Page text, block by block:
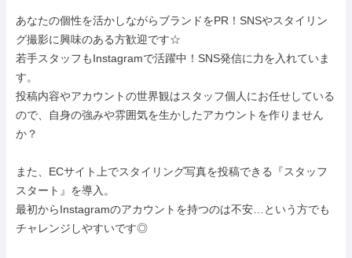
あなたの個性を活かしながらブランドをPR！SNSやスタイリン
グ撮影に興味のある方歓迎です☆
若手スタッフもInstagramで活躍中！SNS発信に力を入れていま
す。
投稿内容やアカウントの世界観はスタッフ個人にお任せしている
ので、自身の強みや雰囲気を生かしたアカウントを作りません
か？
また、ECサイト上でスタイリング写真を投稿できる『スタッフ
スタート』を導入。
最初からInstagramのアカウントを持つのは不安…という方でも
チャレンジしやすいです◎